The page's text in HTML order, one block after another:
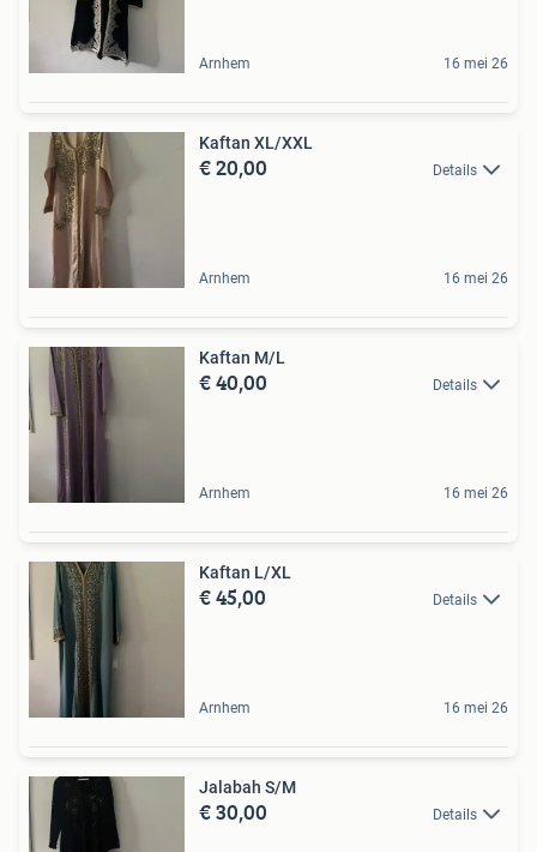
Arnhem 16 mei 26
Kaftan XL/XXL
€ 20,00 Details
Arnhem 16 mei 26
Kaftan M/L
€ 40,00 Details
Arnhem 16 mei 26
Kaftan L/XL
€ 45,00 Details
Arnhem 16 mei 26
Jalabah S/M
€ 30,00 Details